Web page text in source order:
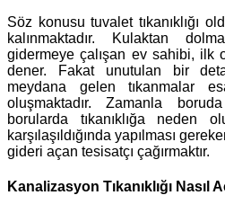
Söz konusu tuvalet tıkanıklığı
kalınmaktadır. Kulaktan
gidermeye çalışan ev sahibi, ilk
dener. Fakat unutulan bir
meydana gelen tıkanmalar
oluşmaktadır. Zamanla
borularda tıkanıklığa
karşılaşıldığında yapılması
gideri açan tesisatçı çağırmaktır.
Kanalizasyon Tıkanıklığı Nasıl